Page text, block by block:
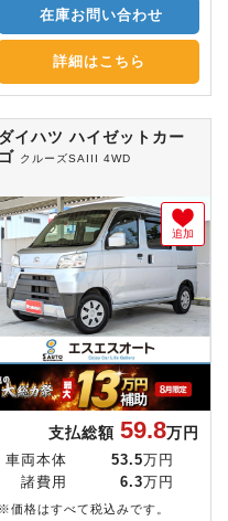
在庫お問い合わせ
詳細はこちら
ダイハツ ハイゼットカー
ゴ クルーズSAIII 4WD
追加
支払総額 59.8万円
車両本体 53.5万円
諸費用
6.3万円
※価格はすべて税込みです。